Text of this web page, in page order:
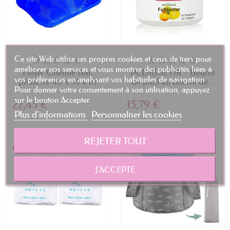
Adoucissement de la Peau :Les
ingrédients apaisants adoucissent la
peau rugueuse et sèche, la laissant
douce et soyeuse.
Soin du Stress :Profitez d'un
moment de détente totale, libérant le
stress et les tensions accumulées
dans tout le corps.
Nos bains de pied sont conçus pour
encore.
Comment Utiliser nos Bains de Pied
Profitez de nos bains de pied en suivant
Höfer Chemie Bac
pédiluve 40 x 55 x 10
cm
22,45 €
PEDIBAEHR - Beurre
de pied au beurre de...
15,79 €
favorite_border favorite_border
Ce site Web utilise ses propres cookies et ceux de tiers pour
améliorer nos services et vous montrer des publicités liées à
vos préférences en analysant vos habitudes de navigation.
Pour donner votre consentement à son utilisation, appuyez
sur le bouton Accepter.
Plus d'informations Personnaliser les cookies
REJETER TOUT
J'ACCEPTE